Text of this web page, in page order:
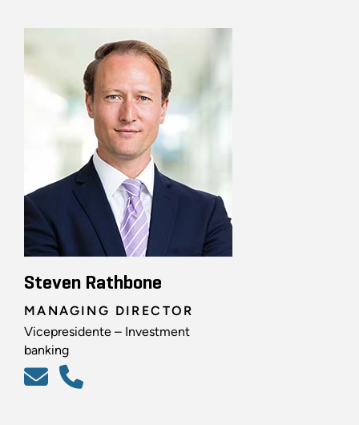
Steven Rathbone
MANAGING DIRECTOR
Vicepresidente – Investment
banking